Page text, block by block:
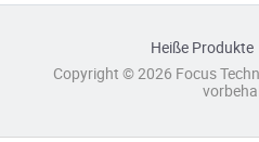
Heiße Produkte
Copyright © 2026 Focus